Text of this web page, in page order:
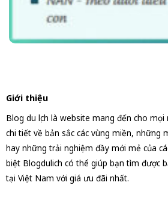
Giới thiệu
Blog du lịch là website mang đến cho
chi tiết về bản sắc các vùng miền, những
hay những trải nghiệm đầy mới mẻ của
biệt Blogdulich có thể giúp bạn tìm được
tại Việt Nam với giá ưu đãi nhất.